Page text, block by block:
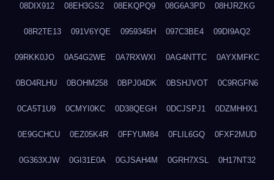
08DIX912 08EH3GS2 08EKQPQ9 08G6A3PD 08HJRZKG
08R2TE13 091V6YQE 0959345H 097C3BE4 09DI9AQ2
09RKK0JO 0A54G2WE 0A7RXWXI 0AG4NTTC 0AYXMFKC
0BO4RLHU 0BOHM258 0BPJ04DK 0BSHJVOT 0C9RGFN6
0CA5T1U9 0CMYI0KC 0D38QEGH 0DCJSPJ1 0DZMHHX1
0E9GCHCU 0EZ05K4R 0FFYUM84 0FLIL6GQ 0FXF2MUD
0G363XJW 0GI31E0A 0GJSAH4M 0GRH7XSL 0H17NT32